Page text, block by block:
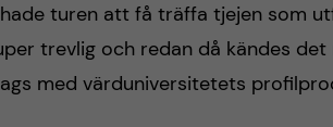
turen att få träffa tjejen som
trevlig och redan då kändes
med värduniversitetets